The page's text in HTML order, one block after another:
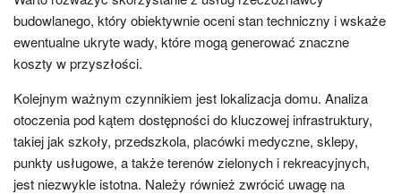
budowlanego, który obiektywnie oceni stan techniczny i wskaże
ewentualne ukryte wady, które mogą generować znaczne
koszty w przyszłości.
Kolejnym ważnym czynnikiem jest lokalizacja domu. Analiza
otoczenia pod kątem dostępności do kluczowej infrastruktury,
takiej jak szkoły, przedszkola, placówki medyczne, sklepy,
punkty usługowe, a także terenów zielonych i rekreacyjnych,
jest niezwykle istotna. Należy również zwrócić uwagę na